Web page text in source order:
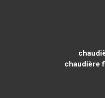
chaudière